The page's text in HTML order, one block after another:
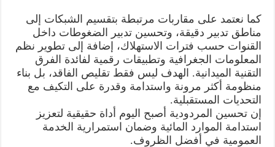
كما نعتمد على مقاربات مرتبطة بتقسيم الشبكات إلى
مناطق تدبير دقيقة، وتحسين تدبير الضغوطات داخل
القنوات حسب فترات الاستهلاك، إضافة إلى تطوير نظم
المعلومات الجغرافية وتطبيقات رقمية لفائدة الفرق
التقنية الميدانية. الهدف ليس فقط تقليص الفاقد، بل بناء
منظومة أكثر مرونة واستدامة وقدرة على التكيف مع
التحديات المستقبلية.
إن تحسين المردودية أصبح اليوم أداة حقيقية لتعزيز
استدامة الموارد المائية وضمان استمرارية الخدمة
العمومية في أفضل الظروف.